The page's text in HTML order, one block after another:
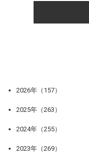
2026年（157）
2025年（263）
2024年（255）
2023年（269）